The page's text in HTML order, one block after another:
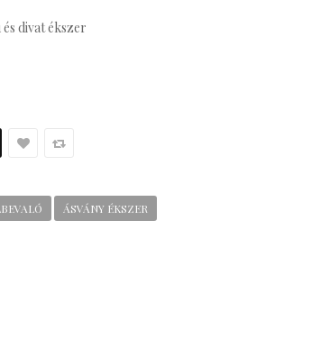
divat ékszer
ÁSVÁNY ÉKSZER